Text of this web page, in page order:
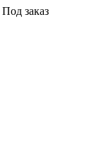
Под заказ